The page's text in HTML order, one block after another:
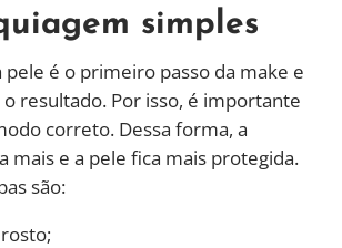
simples
pele é o primeiro passo da make e
resultado. Por isso, é importante
correto. Dessa forma, a
mais e a pele fica mais protegida.
são: